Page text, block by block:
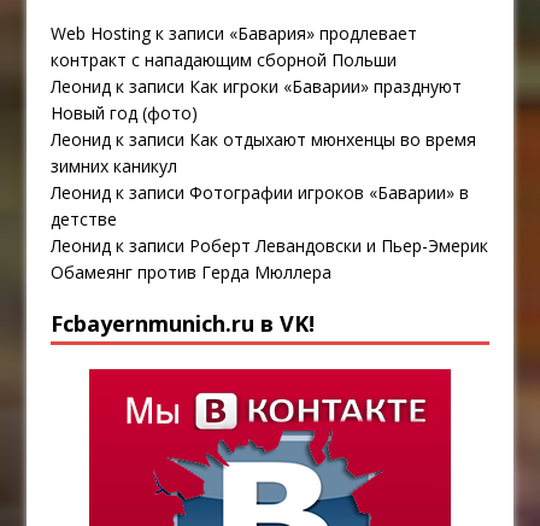
Web Hostingк записи «Бавария» продлевает
контракт с нападающим сборной Польши
Леонид к записи Как игроки «Баварии» празднуют
Новый год (фото)
Леонид к записи Как отдыхают мюнхенцы во время
зимних каникул
Леонид к записиФотографии игроков «Баварии» в
детстве
Леонид к записи Роберт Левандовски и Пьер-Эмерик
Обамеянг против Герда Мюллера
Fcbayernmunich.ru в VK!